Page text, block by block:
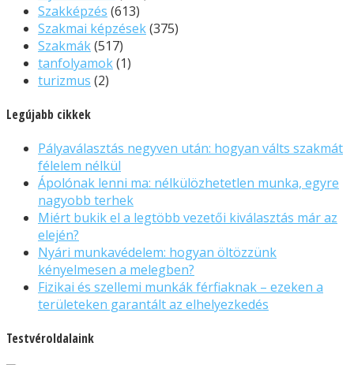
Szakképzés (613)
Szakmai képzések(375)
Szakmák(517)
tanfolyamok(1)
turizmus (2)
Legújabb cikkek
Pályaválasztás negyven után: hogyan válts szakmát
félelem nélkül
Ápolónak lenni ma: nélkülözhetetlen munka, egyre
nagyobb terhek
Miért bukik el a legtöbb vezetői kiválasztás már az
elején?
Nyári munkavédelem: hogyan öltözzünk
kényelmesen a melegben?
Fizikai és szellemi munkák férfiaknak – ezeken a
területeken garantált az elhelyezkedés
Testvéroldalaink